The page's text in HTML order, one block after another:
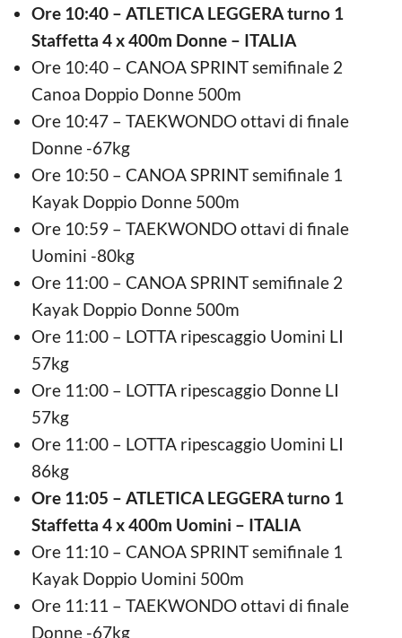
Ore 10:40 – ATLETICA LEGGERA turno 1
Staffetta 4 x 400m Donne – ITALIA
Ore 10:40 – CANOA SPRINT semifinale 2
Canoa Doppio Donne 500m
Ore 10:47 – TAEKWONDO ottavi di finale
Donne -67kg
Ore 10:50 – CANOA SPRINT semifinale 1
Kayak Doppio Donne 500m
Ore 10:59 – TAEKWONDO ottavi di finale
Uomini -80kg
Ore 11:00 – CANOA SPRINT semifinale 2
Kayak Doppio Donne 500m
Ore 11:00 – LOTTA ripescaggio Uomini LI
57kg
Ore 11:00 – LOTTA ripescaggio Donne LI
57kg
Ore 11:00 – LOTTA ripescaggio Uomini LI
86kg
Ore 11:05 – ATLETICA LEGGERA turno 1
Staffetta 4 x 400m Uomini – ITALIA
Ore 11:10 – CANOA SPRINT semifinale 1
Kayak Doppio Uomini 500m
Ore 11:11 – TAEKWONDO ottavi di finale
Donne -67kg